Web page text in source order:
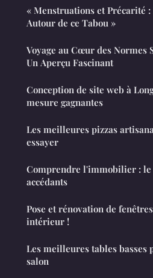
« Menstruations et Précarité
Autour de ce Tabou »
Voyage au Cœur des Normes
Un Aperçu Fascinant
Conception de site web à
mesure gagnantes
Les meilleures pizzas
essayer
Comprendre l'immobilier : le
accédants
Pose et rénovation de
intérieur !
Les meilleures tables
salon